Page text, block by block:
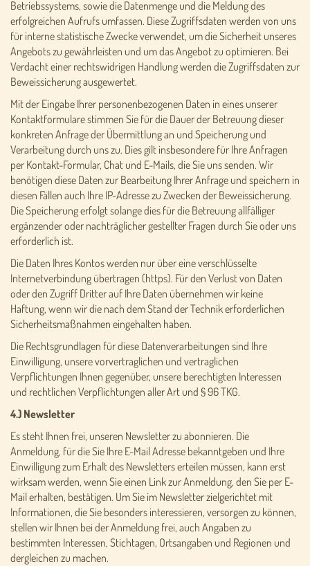
Betriebssystems, sowie die Datenmenge und die Meldung des
erfolgreichen Aufrufs umfassen. Diese Zugriffsdaten werden von uns
für interne statistische Zwecke verwendet, um die Sicherheit unseres
Angebots zu gewährleisten und um das Angebot zu optimieren. Bei
Verdacht einer rechtswidrigen Handlung werden die Zugriffsdaten zur
Beweissicherung ausgewertet.
Mit der Eingabe Ihrer personenbezogenen Daten in eines unserer
Kontaktformulare stimmen Sie für die Dauer der Betreuung dieser
konkreten Anfrage der Übermittlung an und Speicherung und
Verarbeitung durch uns zu. Dies gilt insbesondere für Ihre Anfragen
per Kontakt-Formular, Chat und E-Mails, die Sie uns senden. Wir
benötigen diese Daten zur Bearbeitung Ihrer Anfrage und speichern in
diesen Fällen auch Ihre IP-Adresse zu Zwecken der Beweissicherung.
Die Speicherung erfolgt solange dies für die Betreuung allfälliger
ergänzender oder nachträglicher gestellter Fragen durch Sie oder uns
erforderlich ist.
Die Daten Ihres Kontos werden nur über eine verschlüsselte
Internetverbindung übertragen (https). Für den Verlust von Daten
oder den Zugriff Dritter auf Ihre Daten übernehmen wir keine
Haftung, wenn wir die nach dem Stand der Technik erforderlichen
Sicherheitsmaßnahmen eingehalten haben.
Die Rechtsgrundlagen für diese Datenverarbeitungen sind Ihre
Einwilligung, unsere vorvertraglichen und vertraglichen
Verpflichtungen Ihnen gegenüber, unsere berechtigten Interessen
und rechtlichen Verpflichtungen aller Art und § 96 TKG.
4.) Newsletter
Es steht Ihnen frei, unseren Newsletter zu abonnieren. Die
Anmeldung, für die Sie Ihre E-Mail Adresse bekanntgeben und Ihre
Einwilligung zum Erhalt des Newsletters erteilen müssen, kann erst
wirksam werden, wenn Sie einen Link zur Anmeldung, den Sie per E-
Mail erhalten, bestätigen. Um Sie im Newsletter zielgerichtet mit
Informationen, die Sie besonders interessieren, versorgen zu können,
stellen wir Ihnen bei der Anmeldung frei, auch Angaben zu
bestimmten Interessen, Stichtagen, Ortsangaben und Regionen und
dergleichen zu machen.